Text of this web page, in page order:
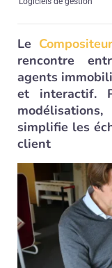
Le
rencontre
agents
et interactif.
simplifie les
client